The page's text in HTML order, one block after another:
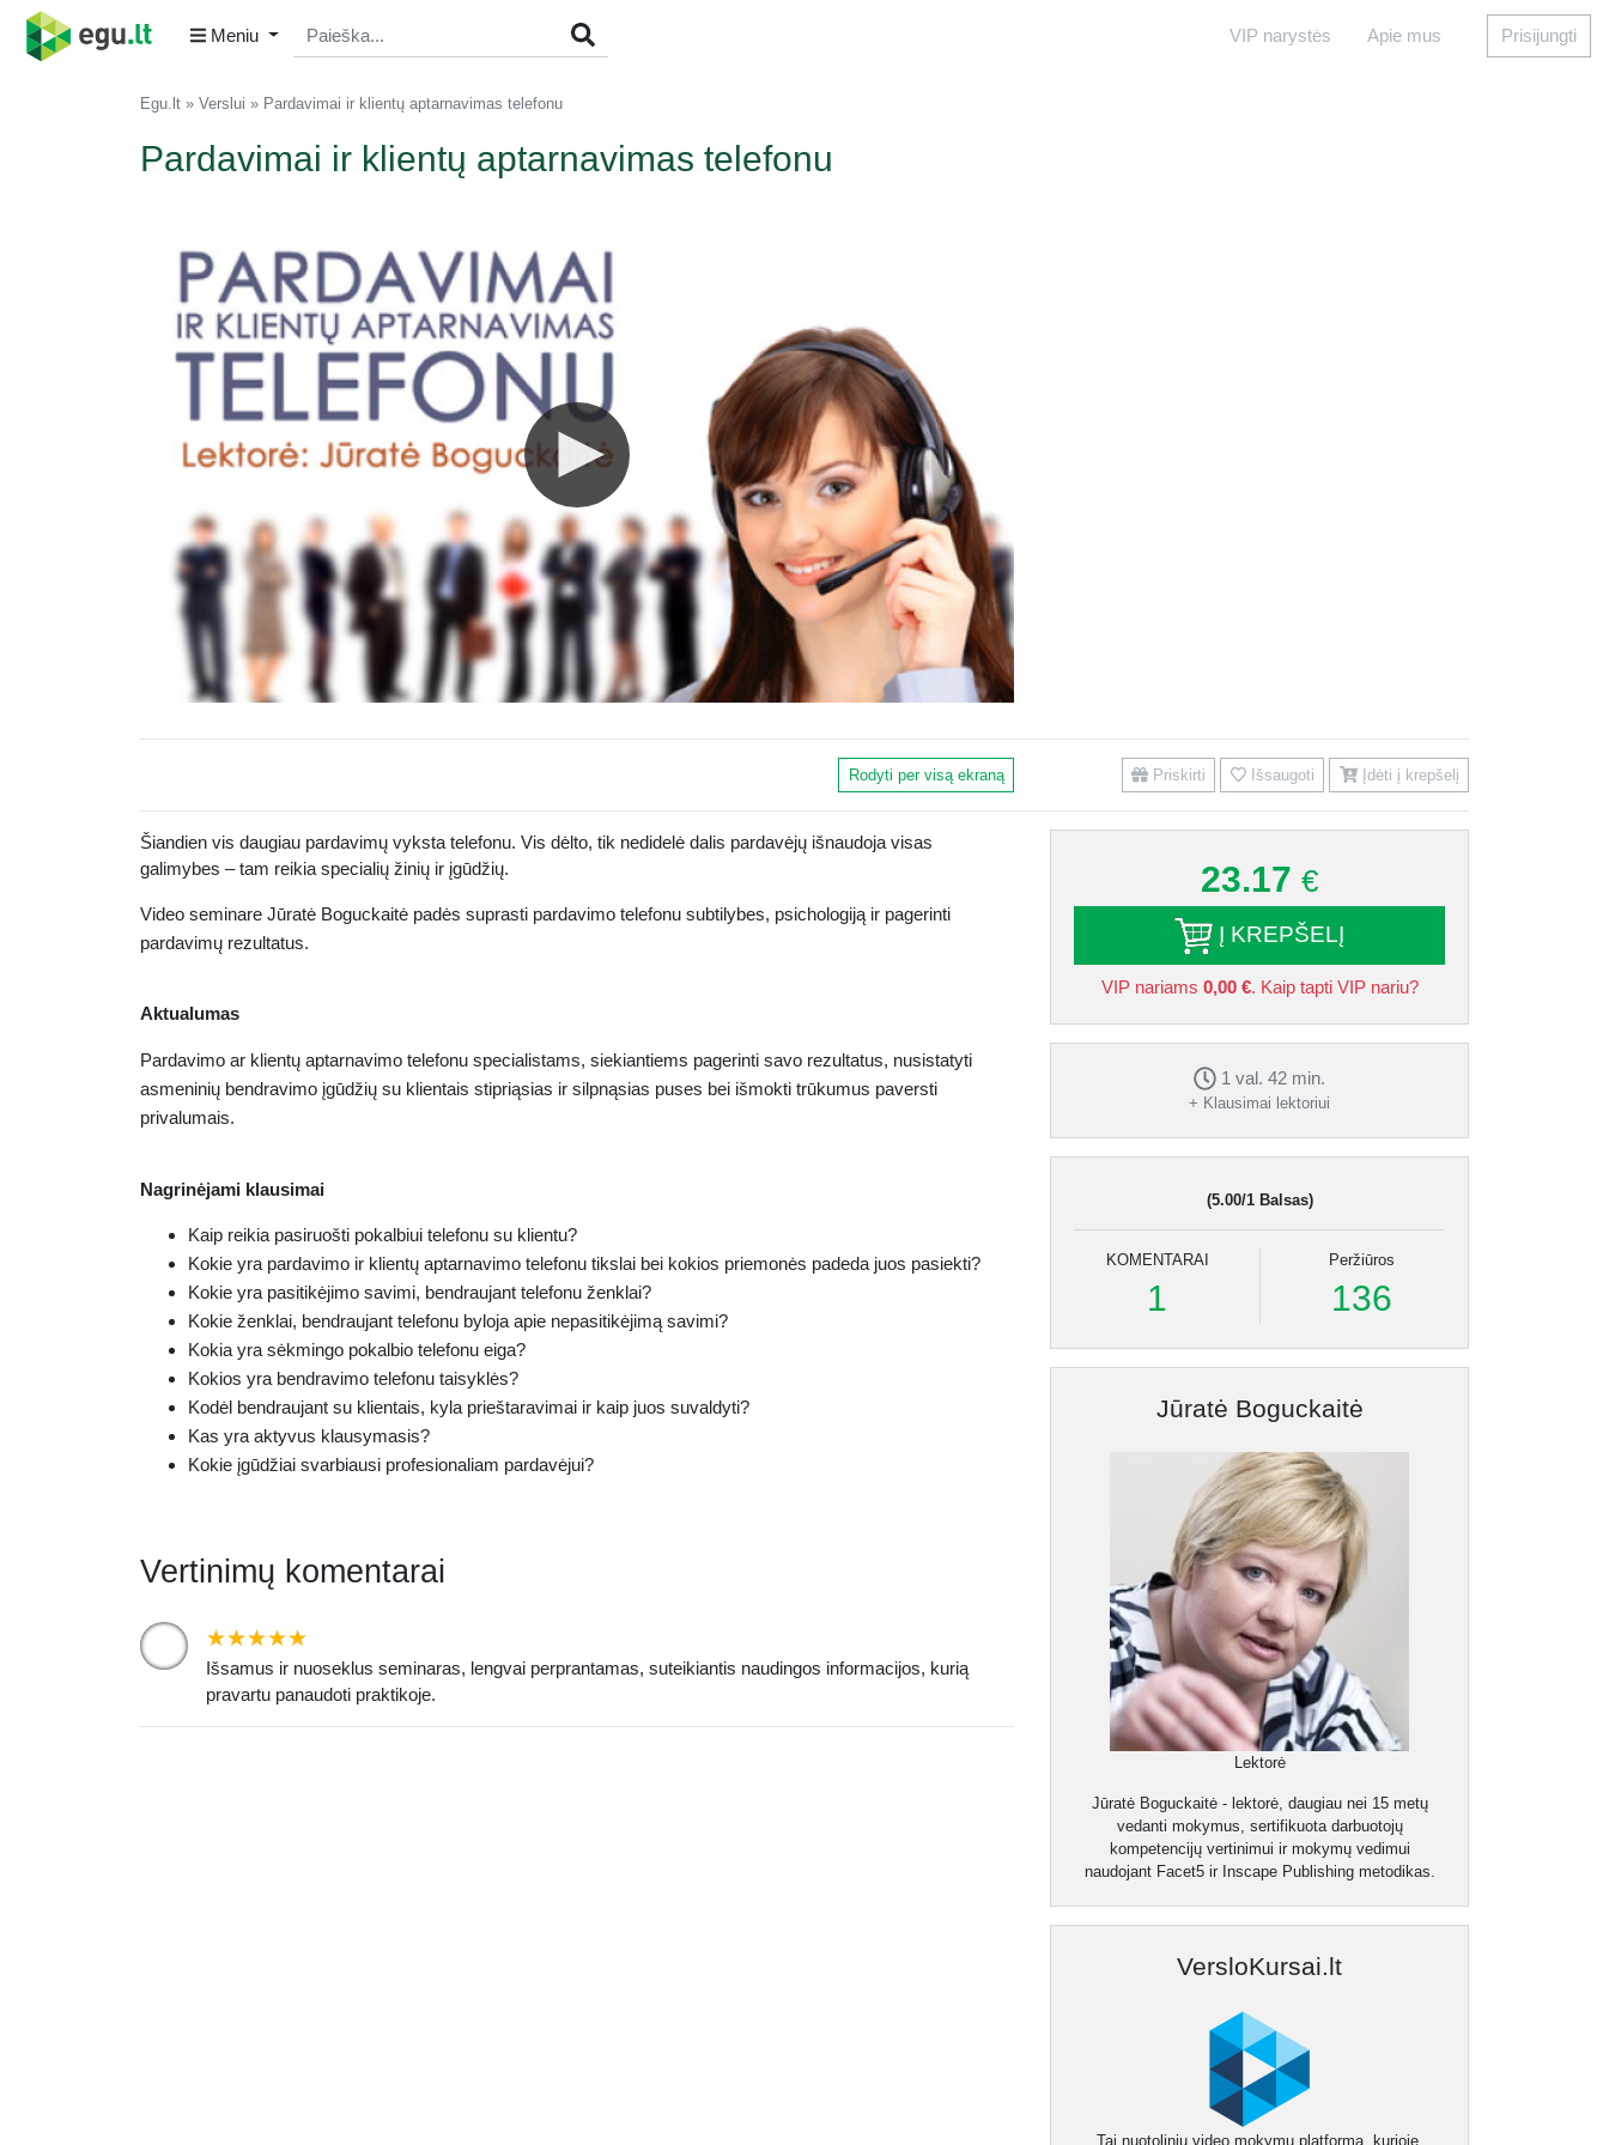
Meniu VIP narystės Apie mus Prisijungti
Egu.lt Verslui Pardavimai ir klientų aptarnavimas telefonu
Pardavimai ir klientų aptarnavimas telefonu
Rodyti per visą ekraną Priskirti Išsaugoti Įdėti į krepšelį
Šiandien vis daugiau pardavimų vyksta telefonu. Vis dėlto, tik nedidelė dalis pardavėjų išnaudoja visas
galimybes – tam reikia specialių žinių ir įgūdžių.
Video seminare Jūratė Boguckaitė padės suprasti pardavimo telefonu subtilybes, psichologiją ir pagerinti
pardavimų rezultatus.
Aktualumas
Pardavimo ar klientų aptarnavimo telefonu specialistams, siekiantiems pagerinti savo rezultatus, nusistatyti
asmeninių bendravimo įgūdžių su klientais stipriąsias ir silpnąsias puses bei išmokti trūkumus paversti
privalumais.
Nagrinėjami klausimai
Kaip reikia pasiruošti pokalbiui telefonu su klientu?
Kokie yra pardavimo ir klientų aptarnavimo telefonu tikslai bei kokios priemonės padeda juos pasiekti?
Kokie yra pasitikėjimo savimi, bendraujant telefonu ženklai?
Kokie ženklai, bendraujant telefonu byloja apie nepasitikėjimą savimi?
Kokia yra sėkmingo pokalbio telefonu eiga?
Kokios yra bendravimo telefonu taisyklės?
Kodėl bendraujant su klientais, kyla prieštaravimai ir kaip juos suvaldyti?
Kas yra aktyvus klausymasis?
Kokie įgūdžiai svarbiausi profesionaliam pardavėjui?
Vertinimų komentarai
Išsamus ir nuoseklus seminaras, lengvai perprantamas, suteikiantis naudingos informacijos, kurią
pravartu panaudoti praktikoje.
23.17 €
Į KREPŠELĮ
VIP nariams 0,00 €. Kaip tapti VIP nariu?
1 val. 42 min.
+ Klausimai lektoriui
(5.00/1 Balsas)
KOMENTARAI
1
Peržiūros
136
Jūratė Boguckaitė
Lektorė
Jūratė Boguckaitė - lektorė, daugiau nei 15 metų
vedanti mokymus, sertifikuota darbuotojų
kompetencijų vertinimui ir mokymų vedimui
naudojant Facet5 ir Inscape Publishing metodikas.
VersloKursai.lt
Tai nuotolinių video mokymų platforma, kurioje,